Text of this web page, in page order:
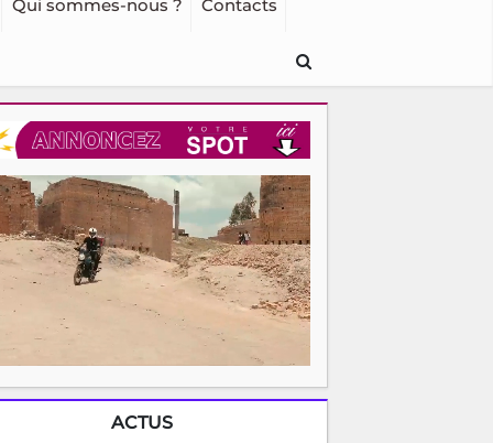
Qui sommes-nous ? Contacts
ACTUS